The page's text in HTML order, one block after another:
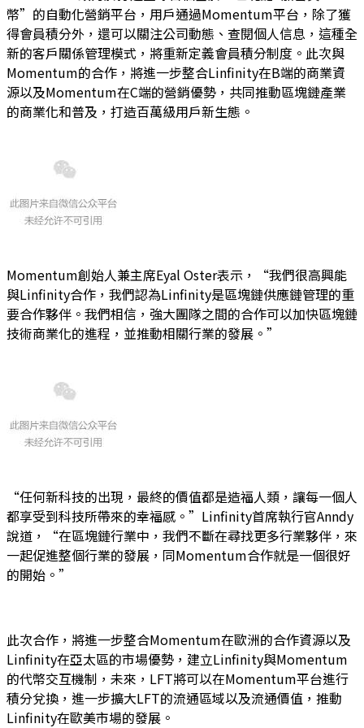
幣”的自動化營銷平台，用戶通過Momentum平台，除了獲
得會員積分外，還可以關注公司動態、查閱個人信息，這種全
新的客戶關係管理模式，將重新定義會員積分制度。此次與
Momentum的合作，將進一步整合Linfinity在B端的商業資
源以及Momentum在C端的營銷優勢，共同推動區塊鏈產業
的商業化和普及，打造百萬級用戶新生態。
Momentum創始人兼主席Eyal Oster表示，“我們很高興能
與Linfinity合作，我們認為Linfinity是區塊鏈供應鏈管理的重
要合作夥伴。我們相信，強大團隊之間的合作可以加快區塊鏈
技術商業化的進程，並推動相關行業的發展。”
“任何新科技的出現，最終的價值都是造福人類，讓每一個人
都享受到科技所帶來的幸福感。”Linfinity首席執行官Anndy
說道，“在區塊鏈行業中，我們不斷在尋找更多行業夥伴，來
一起促進整個行業的發展，同Momentum合作就是一個很好
的開始。”
此次合作，將進一步整合Momentum在歐洲的合作資源以及
Linfinity在亞太區的市場優勢，建立Linfinity與Momentum
的代幣交互機制，未來，LFT將可以在Momentum平台進行
積分兌換，進一步擴大LFT的流通區域以及流通價值，推動
Linfinity在歐美市場的發展。